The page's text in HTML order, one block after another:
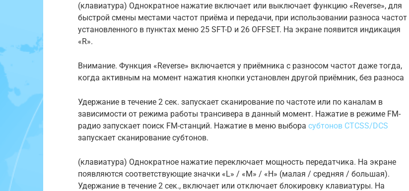
(клавиатура) Однократное нажатие включает или выключает функцию «Reverse», для
быстрой смены местами частот приёма и передачи, при использовании разноса частот
установленного в пунктах меню 25 SFT-D и 26 OFFSET. На экране появится индикация
«R».
Внимание. Функция «Reverse» включается у приёмника с разносом частот даже тогда,
когда активным на момент нажатия кнопки установлен другой приёмник, без разноса
Удержание в течение 2 сек. запускает сканирование по частоте или по каналам в
зависимости от режима работы трансивера в данный момент. Нажатие в режиме FM-
радио запускает поиск FM-станций. Нажатие в меню выбора субтонов CTCSS/DCS
запускает сканирование субтонов.
(клавиатура) Однократное нажатие переключает мощность передатчика. На экране
появляются соответствующие значки «L» / «M» / «H» (малая / средняя / большая).
Удержание в течение 2 сек., включает или отключает блокировку клавиатуры. На